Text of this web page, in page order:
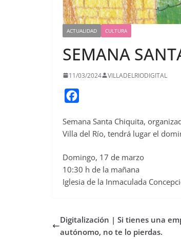
ACTUALIDAD CULTURA
SEMANA
11/03/2024 VILLADELRIODIGITAL
c
e
b
o
o
Semana Santa Chiquita,
Villa del Río, tendrá lugar el
Domingo, 17 de marzo
10:30 h de la mañana
Iglesia de la Inmaculada
Digitalización | Si tienes una
autónomo, no te lo pierdas.